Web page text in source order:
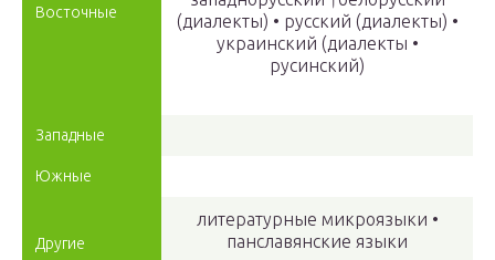
Восточные
(диалекты) • русский (диалекты) •
украинский (диалекты •
русинский)
Западные
Южные
Другие
литературные микроязыки •
панславянские языки